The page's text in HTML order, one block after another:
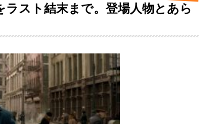
スト結末まで。登場人物とあら